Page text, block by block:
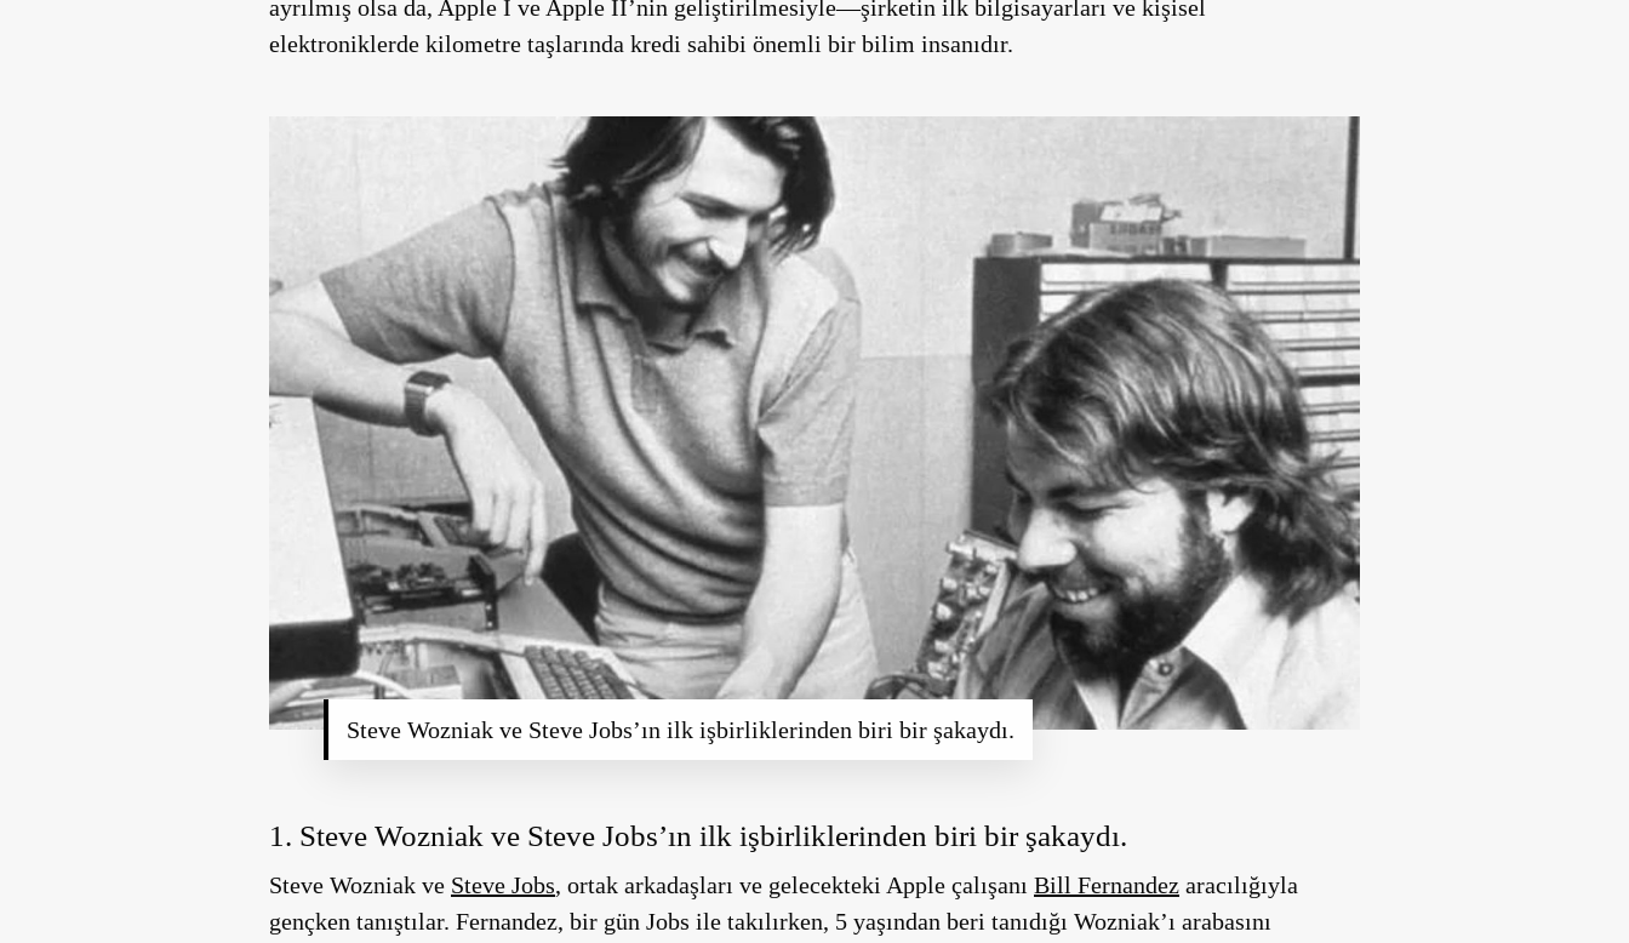
ayrılmış olsa da, Apple I ve Apple II’nin geliştirilmesiyle—şirketin ilk bilgisayarları ve kişisel
elektroniklerde kilometre taşlarında kredi sahibi önemli bir bilim insanıdır.
Steve Wozniak ve Steve Jobs’ın ilk işbirliklerinden biri bir şakaydı.
1. Steve Wozniak ve Steve Jobs’ın ilk işbirliklerinden biri bir şakaydı.
Steve Wozniak ve Steve Jobs, ortak arkadaşları ve gelecekteki Apple çalışanı Bill Fernandez aracılığıyla
gençken tanıştılar. Fernandez, bir gün Jobs ile takılırken, 5 yaşından beri tanıdığı Wozniak’ı arabasını